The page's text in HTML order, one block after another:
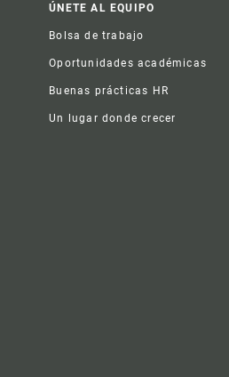
ÚNETE AL EQUIPO
Bolsa de trabajo
Oportunidades académicas
Buenas prácticas HR
Un lugar donde crecer